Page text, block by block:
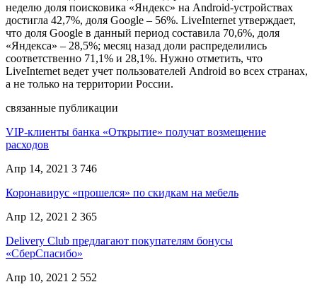
неделю доля поисковика «Яндекс» на Android-устройствах
достигла 42,7%, доля Google – 56%. LiveInternet утверждает,
что доля Google в данный период составила 70,6%, доля
«Яндекса» – 28,5%; месяц назад доли распределились
соответственно 71,1% и 28,1%. Нужно отметить, что
LiveInternet ведет учет пользователей Android во всех странах,
а не только на территории России.
связанные публикации
VIP-клиенты банка «Открытие» получат возмещение
расходов
Апр 14, 2021 3 746
Коронавирус «прошелся» по скидкам на мебель
Апр 12, 2021 2 365
Delivery Club предлагают покупателям бонусы
«СберСпасибо»
Апр 10, 2021 2 552